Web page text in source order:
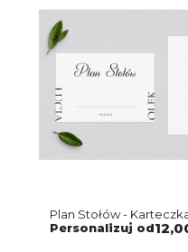
Plan Stołów -
Minimalistyczne Motyw
Personalizuj od